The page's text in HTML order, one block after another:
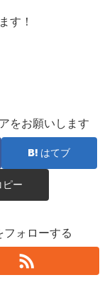
す！
をお願いします
はてブ
ピー
ォローする